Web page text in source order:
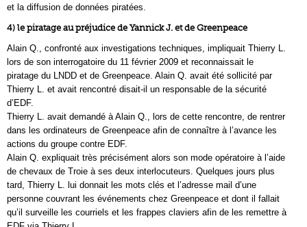
et la diffusion de données piratées.
4) le piratage au préjudice de Yannick J. et de Greenpeace
Alain Q., confronté aux investigations techniques, impliquait Thierry L.
lors de son interrogatoire du 11 février 2009 et reconnaissait le
piratage du LNDD et de Greenpeace. Alain Q. avait été sollicité par
Thierry L. et avait rencontré disait-il un responsable de la sécurité
d’EDF.
Thierry L. avait demandé à Alain Q., lors de cette rencontre, de rentrer
dans les ordinateurs de Greenpeace afin de connaître à l’avance les
actions du groupe contre EDF.
Alain Q. expliquait très précisément alors son mode opératoire à l’aide
de chevaux de Troie à ses deux interlocuteurs. Quelques jours plus
tard, Thierry L. lui donnait les mots clés et l’adresse mail d’une
personne couvrant les événements chez Greenpeace et dont il fallait
qu’il surveille les courriels et les frappes claviers afin de les remettre à